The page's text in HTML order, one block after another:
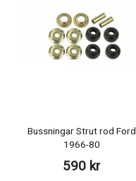
Bussningar Strut rod Ford
1966-80
590 kr